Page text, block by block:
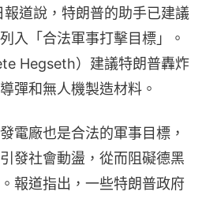
報道說，特朗普的助手已建議
入「合法軍事打擊目標」。
Hegseth）建議特朗普轟炸
彈和無人機製造材料。
電廠也是合法的軍事目標，
發社會動盪，從而阻礙德黑
報道指出，一些特朗普政府